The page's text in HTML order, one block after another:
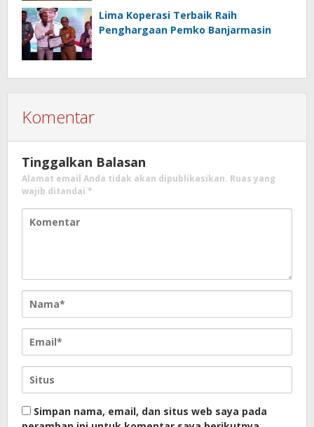
Lima Koperasi Terbaik Raih
Penghargaan Pemko Banjarmasin
Komentar
Tinggalkan Balasan
Alamat email Anda tidak akan dipublikasikan. Ruas yang
wajib ditandai *
Simpan nama, email, dan situs web saya pada